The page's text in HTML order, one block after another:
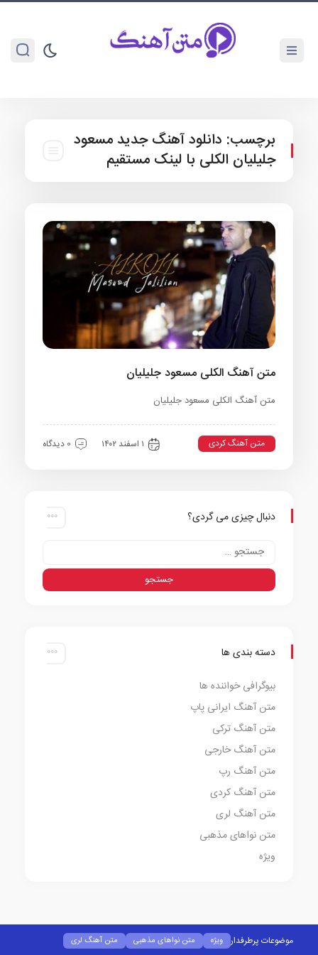
برچسب: دانلود آهنگ جدید مسعود
جلیلیان الکلی با لینک مستقیم
متن آهنگ الکلی مسعود جلیلیان
متن آهنگ الکلی مسعود جلیلیان
متن آهنگ کردی ۱ اسفند ۱۴۰۲ 0 دیدگاه
دنبال چیزی می گردی؟
دسته بندی ها
بیوگرافی خواننده ها
متن آهنگ ایرانی پاپ
متن آهنگ ترکی
متن آهنگ خارجی
متن آهنگ رپ
متن آهنگ کردی
متن آهنگ لری
متن نواهای مذهبی
ویژه
موضوعات پرطرفدار ویژه متن نواهای مذهبی
متن آهنگ لری